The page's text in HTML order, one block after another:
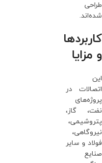
طراحی
شده‌اند.
کاربردها
و مزایا
این
اتصالات در
پروژه‌های
نفت، گاز،
پتروشیمی،
نیروگاهی،
فولاد و سایر
صنایع